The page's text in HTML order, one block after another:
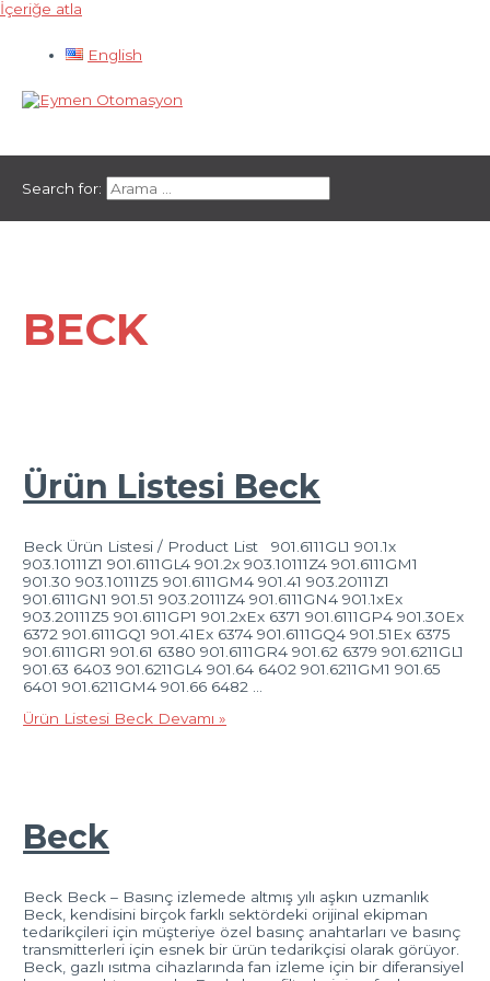
İçeriğe atla
English
Search for:
BECK
Ürün Listesi Beck
Beck Ürün Listesi / Product List 901.6111GL1 901.1x
903.10111Z1 901.6111GL4 901.2x 903.10111Z4 901.6111GM1
901.30 903.10111Z5 901.6111GM4 901.41 903.20111Z1
901.6111GN1 901.51 903.20111Z4 901.6111GN4 901.1xEx
903.20111Z5 901.6111GP1 901.2xEx 6371 901.6111GP4 901.30Ex
6372 901.6111GQ1 901.41Ex 6374 901.6111GQ4 901.51Ex 6375
901.6111GR1 901.61 6380 901.6111GR4 901.62 6379 901.6211GL1
901.63 6403 901.6211GL4 901.64 6402 901.6211GM1 901.65
6401 901.6211GM4 901.66 6482 …
Ürün Listesi Beck Devamı »
Beck
Beck Beck – Basınç izlemede altmış yılı aşkın uzmanlık
Beck, kendisini birçok farklı sektördeki orijinal ekipman
tedarikçileri için müşteriye özel basınç anahtarları ve basınç
transmitterleri için esnek bir ürün tedarikçisi olarak görüyor.
Beck, gazlı ısıtma cihazlarında fan izleme için bir diferansiyel